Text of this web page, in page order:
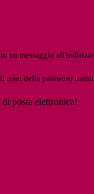
un messaggio
reset della password
posta elettronica!